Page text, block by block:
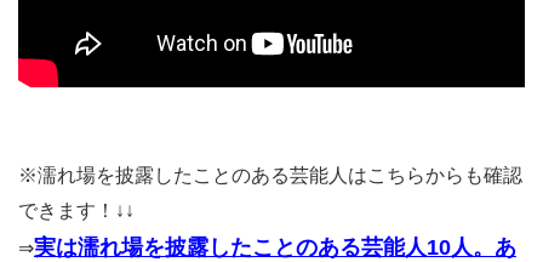
※濡れ場を披露したことのある芸能人はこちらからも確認
できます！↓↓
⇒実は濡れ場を披露したことのある芸能人10人。あ